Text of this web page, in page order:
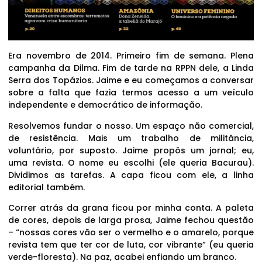
Era novembro de 2014. Primeiro fim de semana. Plena
campanha da Dilma. Fim de tarde na RPPN dele, a Linda
Serra dos Topázios. Jaime e eu começamos a conversar
sobre a falta que fazia termos acesso a um veículo
independente e democrático de informação.
Resolvemos fundar o nosso. Um espaço não comercial,
de resistência. Mais um trabalho de militância,
voluntário, por suposto. Jaime propôs um jornal; eu,
uma revista. O nome eu escolhi (ele queria Bacurau).
Dividimos as tarefas. A capa ficou com ele, a linha
editorial também.
Correr atrás da grana ficou por minha conta. A paleta
de cores, depois de larga prosa, Jaime fechou questão
– “nossas cores vão ser o vermelho e o amarelo, porque
revista tem que ter cor de luta, cor vibrante” (eu queria
verde-floresta). Na paz, acabei enfiando um branco.